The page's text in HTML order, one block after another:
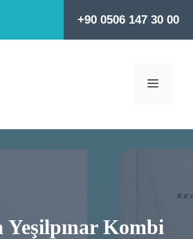
+90 0506 147 30 00
MENÜ
Yeşilpınar Kombi